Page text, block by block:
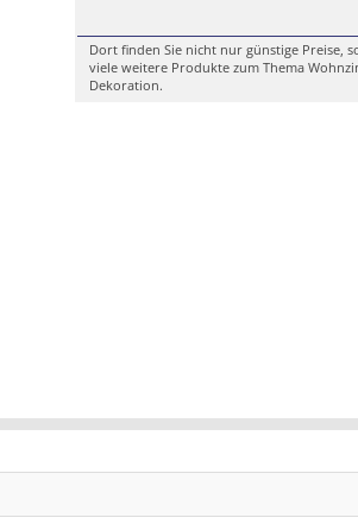
Dort finden Sie nicht nur günstige Preise,
viele weitere Produkte zum Thema
Dekoration.